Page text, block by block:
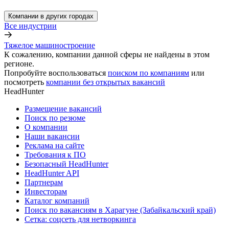
Компании в других городах
Все индустрии
Тяжелое машиностроение
К сожалению, компании данной сферы не найдены в этом
регионе.
Попробуйте воспользоваться поиском по компаниям или
посмотреть компании без открытых вакансий
HeadHunter
Размещение вакансий
Поиск по резюме
О компании
Наши вакансии
Реклама на сайте
Требования к ПО
Безопасный HeadHunter
HeadHunter API
Партнерам
Инвесторам
Каталог компаний
Поиск по вакансиям в Харагуне (Забайкальский край)
Сетка: соцсеть для нетворкинга